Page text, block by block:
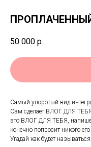
50 000 р.
Самый упоротый вид
Сэм сделает ВЛОГ ДЛЯ
это ВЛОГ ДЛЯ ТЕБЯ,
конечно попросит никого
Угадай как будет